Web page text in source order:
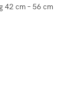
42 cm – 56 cm